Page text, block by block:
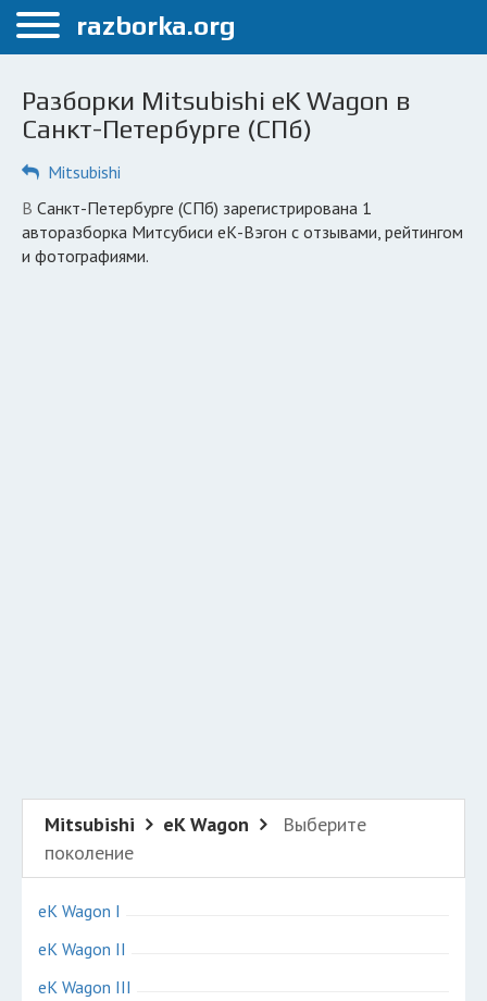
Меню
Санкт-Петербург
Автосервисы
Разборки Mitsubishi eK Wagon в
Санкт-Петербурге (СПб)
Mitsubishi
в Санкт-Петербурге (СПб) зарегистрирована 1
авторазборка Митсубиси еК-Вэгон с отзывами, рейтингом
и фотографиями.
Mitsubishi eK Wagon
Выберите
поколение
eK Wagon I
eK Wagon II
eK Wagon III
razborka.org